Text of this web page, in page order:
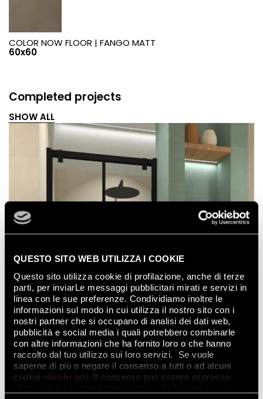
QUESTO SITO WEB UTILIZZA I COOKIE
Questo sito utilizza cookie di profilazione, anche di terze
parti, per inviarLe messaggi pubblicitari mirati e servizi in
linea con le sue preferenze. Condividiamo inoltre le
informazioni sul modo in cui utilizza il nostro sito con i
nostri partner che si occupano di analisi dei dati web,
pubblicità e social media i quali potrebbero combinarle
con altre informazioni che ha fornito loro o che hanno
raccolto dal tuo utilizzo sui loro servizi. Se vuole
saperne di più o negare il consenso a tutti o ad alcuni
cookie clicchi qui. Il consenso può essere espresso
COLOR NOW FLOOR | FANGO MATT
60x60
Completed projects
SHOW ALL